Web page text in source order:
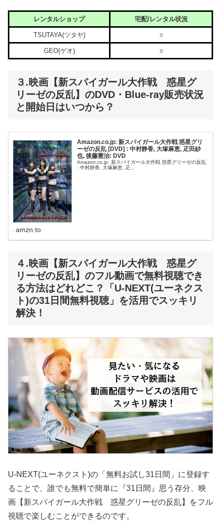
レンタルショップ 宅配/レンタル状況
TSUTAYA(ツタヤ) ○
GEO(ゲオ) ○
３.映画【新スパイガール大作戦 惑星グ
リーゼの反乱】のDVD・Blue-ray販売状況
と開始日はいつから？
Amazon.co.jp: 新スパイガール大作戦 惑星グリ
ーゼの反乱 [DVD] : 中村静香, 大塚麻恵, 疋田紗
也, 後藤憲治: DVD
Amazon.co.jp: 新スパイガール大作戦 惑星グリーゼの反乱
: 中村静香, 大塚麻恵, 疋...
amzn.to
４.映画【新スパイガール大作戦 惑星グ
リーゼの反乱】のフル動画で無料視聴でき
る方法はどれどこ？「U-NEXT(ユーネクス
ト)の31日間無料視聴」を活用でスッキリ
解決！
U-NEXT(ユーネクスト)の「無料お試し31日間」に登録す
ることで、誰でも無料で簡単に『31日間』思う存分、映
画【新スパイガール大作戦 惑星グリーゼの反乱】をフル
視聴で楽しむことができるのです。